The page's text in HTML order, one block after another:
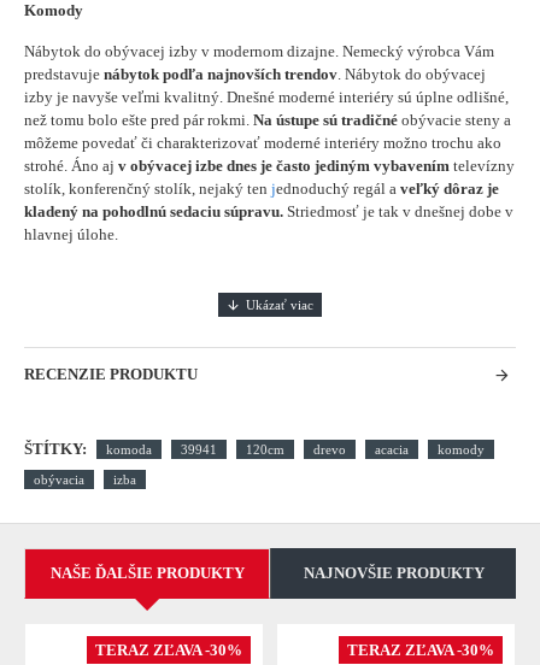
Komody
Nábytok do obývacej izby v modernom dizajne. Nemecký výrobca Vám
predstavuje nábytok podľa najnovších trendov. Nábytok do obývacej
izby je navyše veľmi kvalitný. Dnešné moderné interiéry sú úplne odlišné,
než tomu bolo ešte pred pár rokmi. Na ústupe sú tradičné obývacie steny a
môžeme povedať či charakterizovať moderné interiéry možno trochu ako
strohé. Áno aj v obývacej izbe dnes je často jediným vybavením televízny
stolík, konferenčný stolík, nejaký ten jednoduchý regál a veľký dôraz je
kladený na pohodlnú sedaciu súpravu. Striedmosť je tak v dnešnej dobe v
hlavnej úlohe.
RECENZIE PRODUKTU
ŠTÍTKY: komoda 39941 120cm drevo acacia komody
obývacia izba
NAŠE ĎALŠIE PRODUKTY NAJNOVŠIE PRODUKTY
TERAZ ZĽAVA -30% TERAZ ZĽAVA -30%